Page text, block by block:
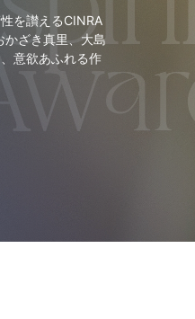
を讃えるCINRA
ざき真里、大島
意欲あふれる作